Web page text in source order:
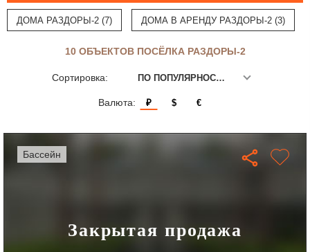
ДОМА РАЗДОРЫ-2 (7) ДОМА В АРЕНДУ РАЗДОРЫ-2 (3)
10 ОБЪЕКТОВ ПОСЁЛКА РАЗДОРЫ-2
Сортировка: ПО ПОПУЛЯРНОСТИ
Валюта: ₽ $ €
бассейн
Закрытая продажа